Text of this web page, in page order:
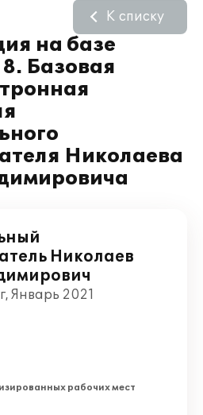
на базе
Базовая
Николаева
К списку
Николаев
Январь 2021
рабочих мест